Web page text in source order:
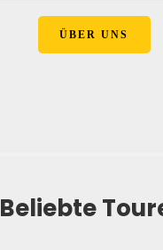
ÜBER UNS
Beliebte